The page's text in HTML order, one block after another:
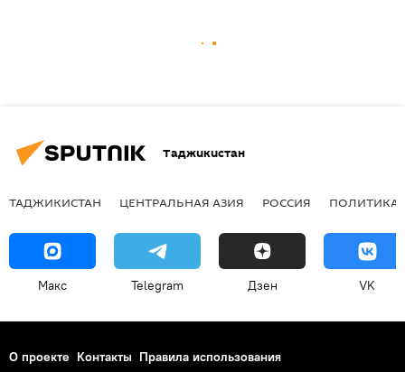
Таджикистан
ТАДЖИКИСТАН ЦЕНТРАЛЬНАЯ АЗИЯ РОССИЯ ПОЛИТИКА
Макс Telegram Дзен VK
О проекте Контакты Правила использования